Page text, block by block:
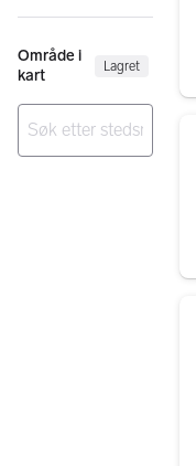
Område i
kart
Lagret